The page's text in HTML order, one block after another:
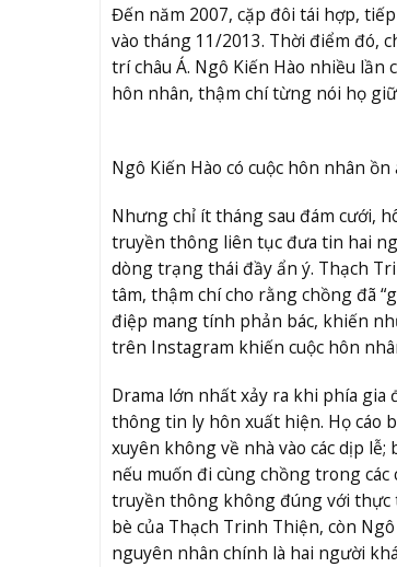
Đến năm 2007, cặp đôi tái hợp,
vào tháng 11/2013. Thời điểm đó,
trí châu Á. Ngô Kiến Hào nhiều lần
hôn nhân, thậm chí từng nói họ
Ngô Kiến Hào có cuộc hôn nhân ồn
Nhưng chỉ ít tháng sau đám cưới,
truyền thông liên tục đưa tin hai
dòng trạng thái đầy ẩn ý. Thạch
tâm, thậm chí cho rằng chồng đã
điệp mang tính phản bác, khiến
trên Instagram khiến cuộc hôn
Drama lớn nhất xảy ra khi phía gia
thông tin ly hôn xuất hiện. Họ cáo
xuyên không về nhà vào các dịp
nếu muốn đi cùng chồng trong các
truyền thông không đúng với thực
bè của Thạch Trinh Thiện, còn
nguyên nhân chính là hai người